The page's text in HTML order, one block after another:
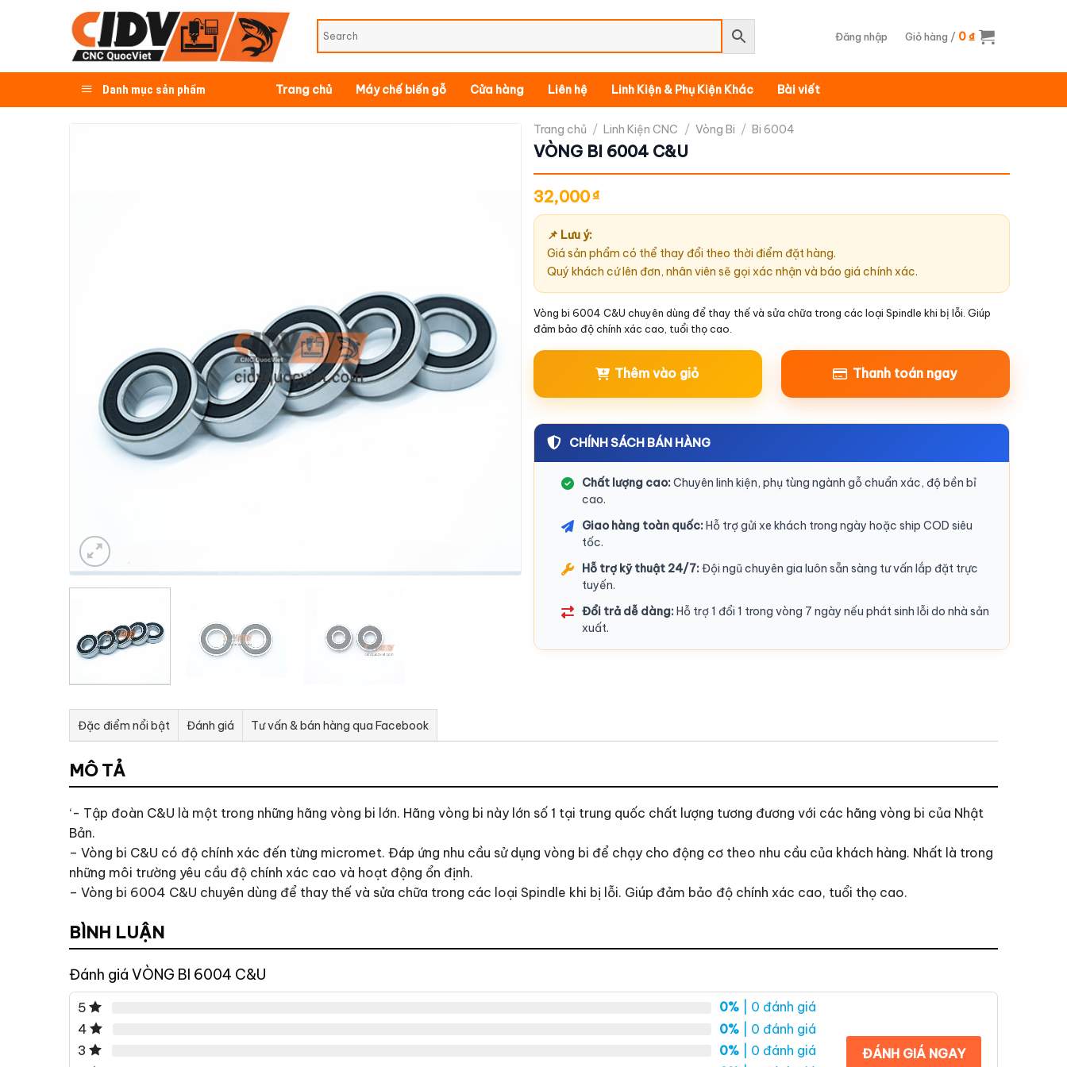
Đăng nhập Giỏ hàng / 0₫
Danh mục sản phẩm Trang chủ Máy chế biến gỗ Cửa hàng Liên hệ Linh Kiện & Phụ Kiện Khác Bài viết
Trang chủ / Linh Kiện CNC / Vòng Bi / Bi 6004
VÒNG BI 6004 C&U
32,000₫
📌 Lưu ý:
Giá sản phẩm có thể thay đổi theo thời điểm đặt hàng.
Quý khách cứ lên đơn, nhân viên sẽ gọi xác nhận và báo giá chính xác.
Vòng bi 6004 C&U chuyên dùng để thay thế và sửa chữa trong các loại Spindle khi bị lỗi. Giúp
đảm bảo độ chính xác cao, tuổi thọ cao.
Thêm vào giỏ Thanh toán ngay
CHÍNH SÁCH BÁN HÀNG
Chất lượng cao:Chuyên linh kiện, phụ tùng ngành gỗ chuẩn xác, độ bền bỉ
cao.
Giao hàng toàn quốc:Hỗ trợ gửi xe khách trong ngày hoặc ship COD siêu
tốc.
Hỗ trợ kỹ thuật 24/7:Đội ngũ chuyên gia luôn sẵn sàng tư vấn lắp đặt trực
tuyến.
Đổi trả dễ dàng:Hỗ trợ 1 đổi 1 trong vòng 7 ngày nếu phát sinh lỗi do nhà sản
xuất.
Đặc điểm nổi bật Đánh giá Tư vấn & bán hàng qua Facebook
MÔ TẢ
‘- Tập đoàn C&U là một trong những hãng vòng bi lớn. Hãng vòng bi này lớn số 1 tại trung quốc chất lượng tương đương với các hãng vòng bi của Nhật
Bản.
– Vòng bi C&U có độ chính xác đến từng micromet. Đáp ứng nhu cầu sử dụng vòng bi để chạy cho động cơ theo nhu cầu của khách hàng. Nhất là trong
những môi trường yêu cầu độ chính xác cao và hoạt động ổn định.
– Vòng bi 6004 C&U chuyên dùng để thay thế và sửa chữa trong các loại Spindle khi bị lỗi. Giúp đảm bảo độ chính xác cao, tuổi thọ cao.
BÌNH LUẬN
Đánh giá VÒNG BI 6004 C&U
5 0% | 0 đánh giá
4
0% | 0 đánh giá
3
0% | 0 đánh giá
ĐÁNH GIÁ NGAY